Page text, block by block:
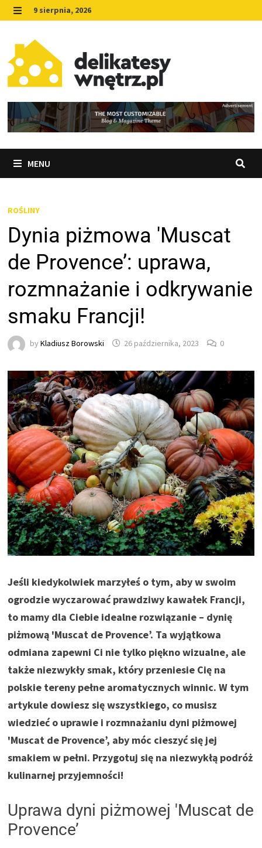
Skip
to
content
MENU
9 sierpnia, 2026
MENU
ROŚLINY
Dynia piżmowa 'Muscat
de Provence’: uprawa,
rozmnażanie i odkrywanie
smaku Francji!
byKladiusz Borowski 26 października, 2023 0
Jeśli kiedykolwiek marzyłeś o tym, aby w swoim
ogrodzie wyczarować prawdziwy kawałek Francji,
to mamy dla Ciebie idealne rozwiązanie – dynię
piżmową 'Muscat de Provence’. Ta wyjątkowa
odmiana zapewni Ci nie tylko piękno wizualne, ale
także niezwykły smak, który przeniesie Cię na
polskie tereny pełne aromatycznych winnic. W tym
artykule dowiesz się wszystkiego, co musisz
wiedzieć o uprawie i rozmnażaniu dyni piżmowej
'Muscat de Provence’, aby móc cieszyć się jej
smakiem w pełni. Przygotuj się na niezwykłą podróż
kulinarnej przyjemności!
Uprawa dyni piżmowej 'Muscat de
Provence’